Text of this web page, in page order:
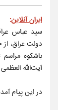
ایران آنلاین:
سید عباس
دولت عراق،
باشکوه
آیت‌الله
در این پیام